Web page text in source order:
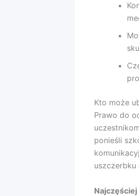
Kto może
Prawo do
ponieśli
uszczerbku